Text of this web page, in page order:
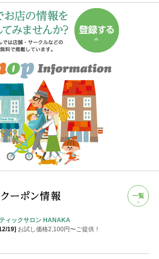
一覧
ィックサロン HANAKA
19] お試し価格2,100円〜ご提供！